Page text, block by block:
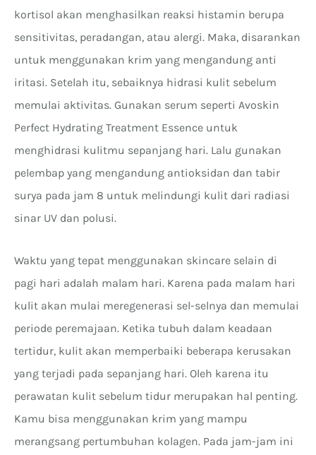
kortisol akan menghasilkan reaksi histamin berupa
sensitivitas, peradangan, atau alergi. Maka, disarankan
untuk menggunakan krim yang mengandung anti
iritasi. Setelah itu, sebaiknya hidrasi kulit sebelum
memulai aktivitas. Gunakan serum seperti Avoskin
Perfect Hydrating Treatment Essence untuk
menghidrasi kulitmu sepanjang hari. Lalu gunakan
pelembap yang mengandung antioksidan dan tabir
surya pada jam 8 untuk melindungi kulit dari radiasi
sinar UV dan polusi.
Waktu yang tepat menggunakan skincare selain di
pagi hari adalah malam hari. Karena pada malam hari
kulit akan mulai meregenerasi sel-selnya dan memulai
periode peremajaan. Ketika tubuh dalam keadaan
tertidur, kulit akan memperbaiki beberapa kerusakan
yang terjadi pada sepanjang hari. Oleh karena itu
perawatan kulit sebelum tidur merupakan hal penting.
Kamu bisa menggunakan krim yang mampu
merangsang pertumbuhan kolagen. Pada jam-jam ini